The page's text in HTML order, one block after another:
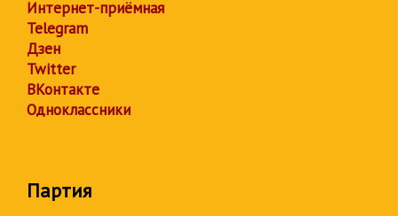
Интернет-приёмная
Telegram
Дзен
Twitter
ВКонтакте
Одноклассники
Партия